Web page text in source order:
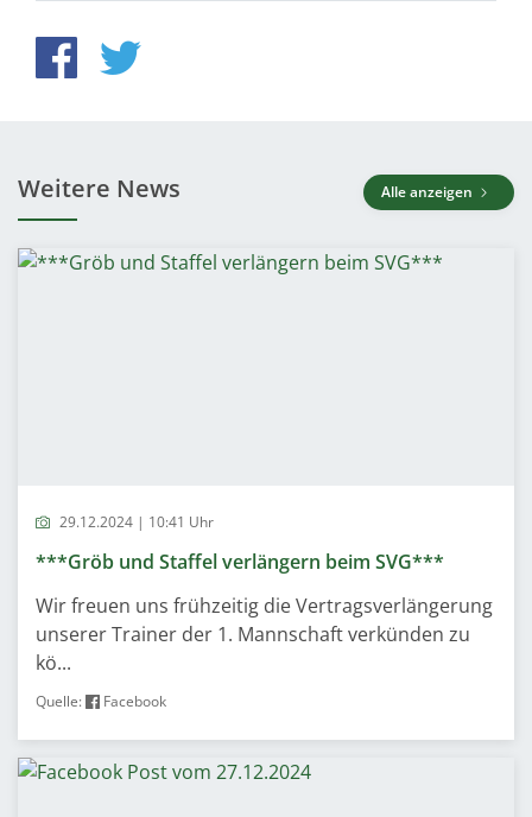
Weitere News Alle anzeigen
29.12.2024 | 10:41 Uhr
***Gröb und Staffel verlängern beim SVG***
Wir freuen uns frühzeitig die Vertragsverlängerung
unserer Trainer der 1. Mannschaft verkünden zu
kö...
Quelle: Facebook